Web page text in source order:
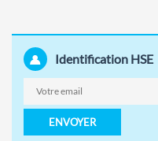
Identification HSE
ENVOYER